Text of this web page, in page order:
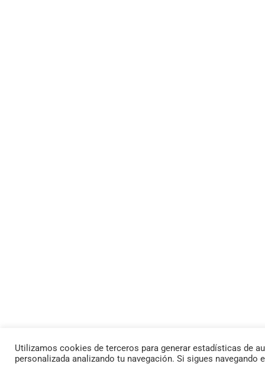
Utilizamos cookies de terceros para generar estadísticas de
personalizada analizando tu navegación. Si sigues navegando